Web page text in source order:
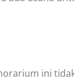
ini